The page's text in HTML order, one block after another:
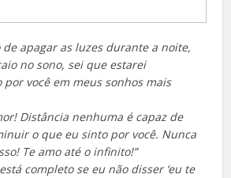
de apagar as luzes durante a noite,
no sono, sei que estarei
por você em meus sonhos mais
Distância nenhuma é capaz de
o que eu sinto por você. Nunca
Te amo até o infinito!”
completo se eu não disser ‘eu te